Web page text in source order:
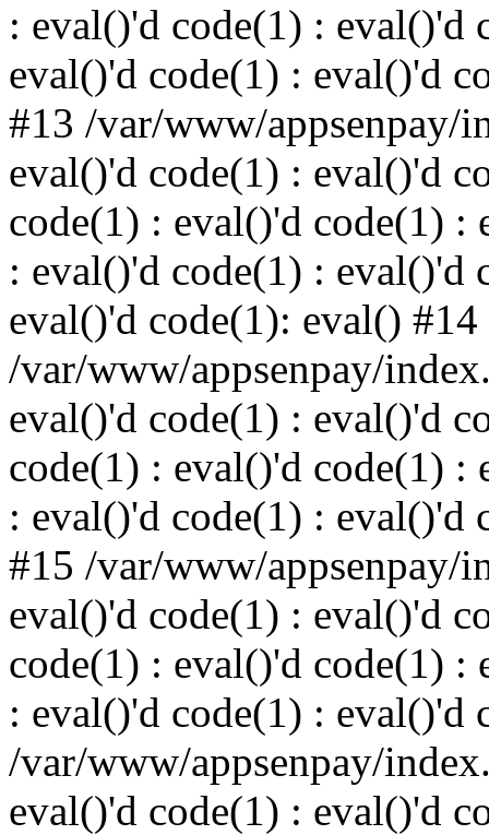
: eval()'d code(1) : eval()'d
eval()'d code(1) : eval()'d
#13 /var/www/appsenpay/
eval()'d code(1) : eval()'d
code(1) : eval()'d code(1) :
: eval()'d code(1) : eval()'d
eval()'d code(1): eval() #14
/var/www/appsenpay/
eval()'d code(1) : eval()'d
code(1) : eval()'d code(1) :
: eval()'d code(1) : eval()'d
#15 /var/www/appsenpay/
eval()'d code(1) : eval()'d
code(1) : eval()'d code(1) :
: eval()'d code(1) : eval()'d
/var/www/appsenpay/
eval()'d code(1) : eval()'d